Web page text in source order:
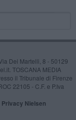
Dei Martelli, 8 - 50129
TOSCANA MEDIA
il Tribunale di Firenze
22105 - C.F. e P.Iva
Privacy Nielsen